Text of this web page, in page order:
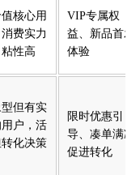
核心用
消费实力
性高
VIP专属权
益、新品首发
体验
但有实
户，活
化决策
限时优惠引
导、凑单满减
促进转化